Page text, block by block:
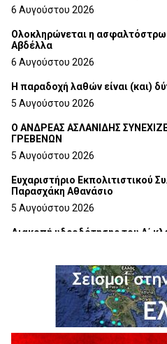
6 Αυγούστου 2026
Ολοκληρώνεται η
Αβδέλλα
6 Αυγούστου 2026
H παραδοχή λαθών είναι (και)
5 Αυγούστου 2026
Ο ΑΝΔΡΕΑΣ ΑΣΛΑΝΙΔΗΣ
ΓΡΕΒΕΝΩΝ
5 Αυγούστου 2026
Ευχαριστήριο Εκπολιτιστικού
Παρασχάκη Αθανάσιο
5 Αυγούστου 2026
Διακοπή υδροδότησης του
Η Marseaux στα Γρεβενά για
5 Αυγούστου 2026
Θερινό Σινεμά στο πλαίσιο του
Καλοκαιριού 2026» με την
Ανάσες».